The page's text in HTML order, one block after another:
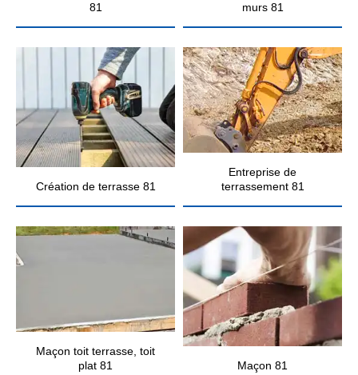
81
murs 81
Création de terrasse 81
Entreprise de
terrassement 81
Maçon toit terrasse, toit
plat 81
Maçon 81